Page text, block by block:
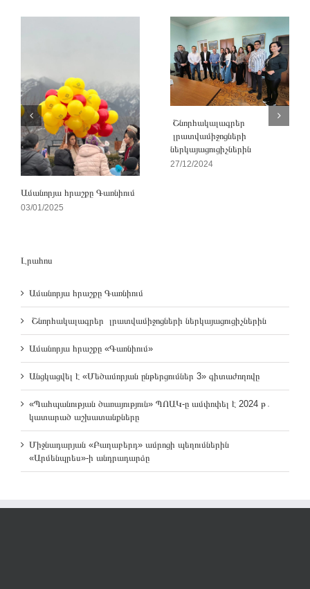
Ամանորյա հրաշքը Գառնիում
03/01/2025
Շնորհակալագրեր
լրատվամիջոցների
ներկայացուցիչներին
27/12/2024
Լրահոս
Ամանորյա հրաշքը Գառնիում
Շնորհակալագրեր լրատվամիջոցների ներկայացուցիչներին
Ամանորյա հրաշքը «Գառնիում»
Անցկացվել է «Մեծամորյան ընթերցումներ 3» գիտաժողովը
«Պահպանության ծառայություն» ՊՈԱԿ-ը ամփոփել է 2024 թ․
կատարած աշխատանքները
Միջնադարյան «Բաղաբերդ» ամրոցի պեղումներին
«Արմենպրես»-ի անդրադարձը